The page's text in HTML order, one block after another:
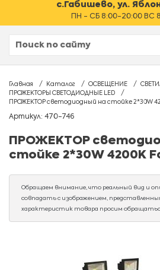
с.Габишево, ул.
ПН - СБ 8:00-20:00 ВС
Главная Каталог ОСВЕЩЕНИЕ
ПРОЖЕКТОРЫ СВЕТОДИОДНЫЕ LED
ПРОЖЕКТОР светодиодный на стойке 2*30W
Артикул: 470-746
ПРОЖЕКТОР
стойке 2*30W 4200K
Обращаем внимание, что реальный вид и
совпадать с изображением,
характеристик товара просим